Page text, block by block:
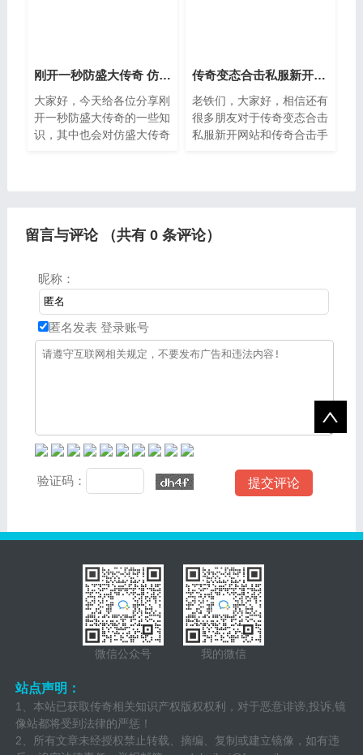
刚开一秒防盛大传奇 仿盛大传奇1.5终结版装备攻略
大家好，今天给各位分享刚
开一秒防盛大传奇的一些知
识，其中也会对仿盛大传奇
传奇变态合击私服新开网站 传奇合击手游发布网新开服
老铁们，大家好，相信还有
很多朋友对于传奇变态合击
私服新开网站和传奇合击手
留言与评论 （共有 0条评论）
昵称：
匿名发表 登录账号
验证码：
微信公众号 我的微信
站点声明：
1、本站已获取传奇相关知识产权版权权利，对于恶意诽谤,投诉,镜
像站都将受到法律的严惩！
2、所有文章未经授权禁止转载、摘编、复制或建立镜像，如有违